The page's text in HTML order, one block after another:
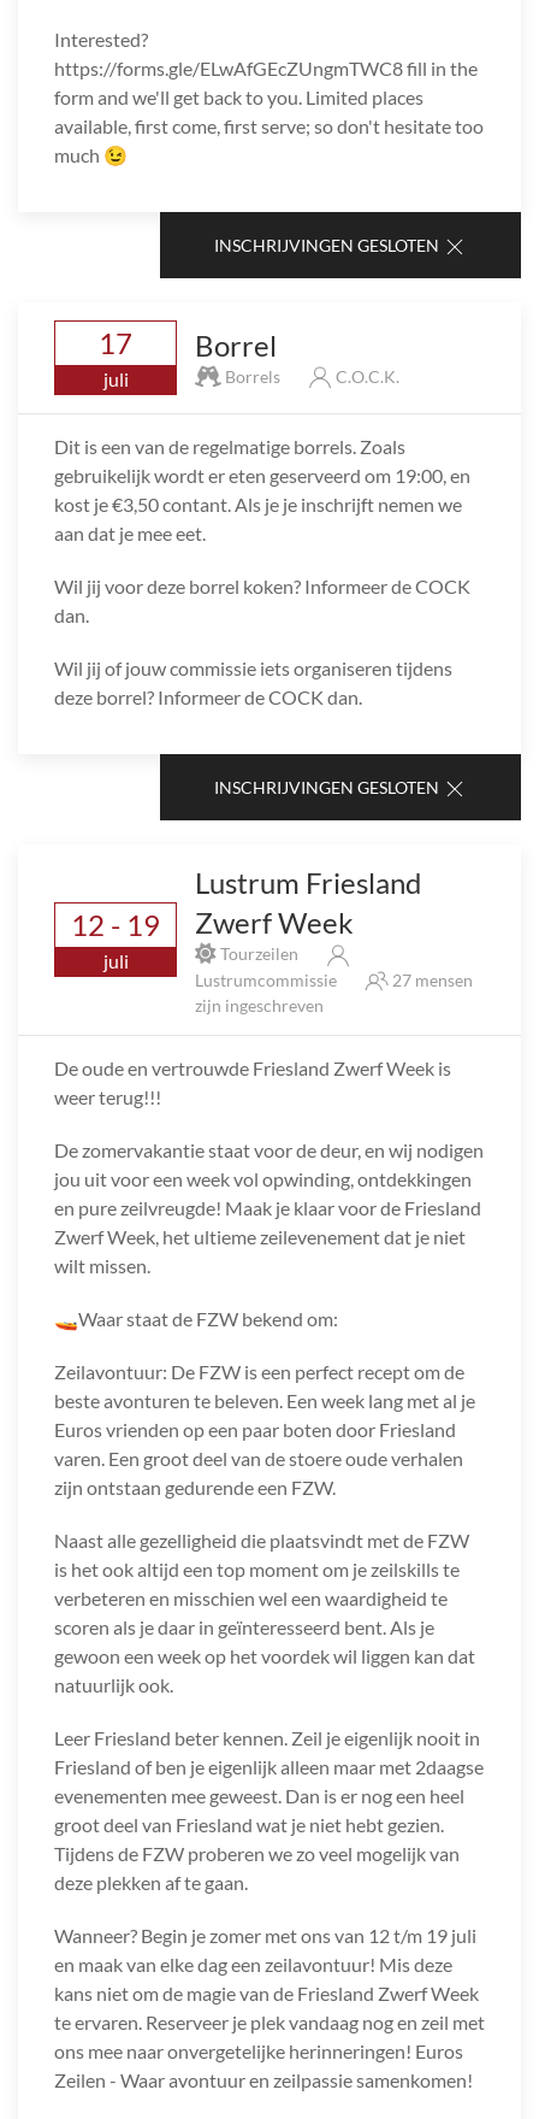
Interested?
https://forms.gle/ELwAfGEcZUngmTWC8 fill in the
form and we'll get back to you. Limited places
available, first come, first serve; so don't hesitate too
much 😉
INSCHRIJVINGEN GESLOTEN
17
juli
Borrel
Borrels C.O.C.K.
Dit is een van de regelmatige borrels. Zoals
gebruikelijk wordt er eten geserveerd om 19:00, en
kost je €3,50 contant. Als je je inschrijft nemen we
aan dat je mee eet.
Wil jij voor deze borrel koken? Informeer de COCK
dan.
Wil jij of jouw commissie iets organiseren tijdens
deze borrel? Informeer de COCK dan.
INSCHRIJVINGEN GESLOTEN
12 - 19
juli
Lustrum Friesland
Zwerf Week
Tourzeilen
Lustrumcommissie
27 mensen
zijn ingeschreven
De oude en vertrouwde Friesland Zwerf Week is
weer terug!!!
De zomervakantie staat voor de deur, en wij nodigen
jou uit voor een week vol opwinding, ontdekkingen
en pure zeilvreugde! Maak je klaar voor de Friesland
Zwerf Week, het ultieme zeilevenement dat je niet
wilt missen.
🚤Waar staat de FZW bekend om:
Zeilavontuur: De FZW is een perfect recept om de
beste avonturen te beleven. Een week lang met al je
Euros vrienden op een paar boten door Friesland
varen. Een groot deel van de stoere oude verhalen
zijn ontstaan gedurende een FZW.
Naast alle gezelligheid die plaatsvindt met de FZW
is het ook altijd een top moment om je zeilskills te
verbeteren en misschien wel een waardigheid te
scoren als je daar in geïnteresseerd bent. Als je
gewoon een week op het voordek wil liggen kan dat
natuurlijk ook.
Leer Friesland beter kennen. Zeil je eigenlijk nooit in
Friesland of ben je eigenlijk alleen maar met 2daagse
evenementen mee geweest. Dan is er nog een heel
groot deel van Friesland wat je niet hebt gezien.
Tijdens de FZW proberen we zo veel mogelijk van
deze plekken af te gaan.
Wanneer? Begin je zomer met ons van 12 t/m 19 juli
en maak van elke dag een zeilavontuur! Mis deze
kans niet om de magie van de Friesland Zwerf Week
te ervaren. Reserveer je plek vandaag nog en zeil met
ons mee naar onvergetelijke herinneringen! Euros
Zeilen - Waar avontuur en zeilpassie samenkomen!